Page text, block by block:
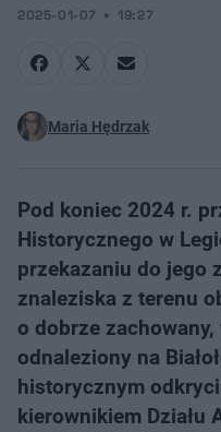
2025-01-07 19:27
Maria Hędrzak
Pod koniec 2024 r.
Historycznego w
przekazaniu do jego
znaleziska z terenu
o dobrze
odnaleziony na
historycznym
kierownikiem Działu